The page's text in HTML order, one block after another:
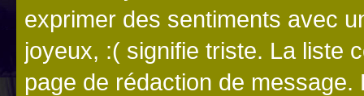
exprimer des sentiments avec
joyeux, :( signifie triste. La liste
page de rédaction de